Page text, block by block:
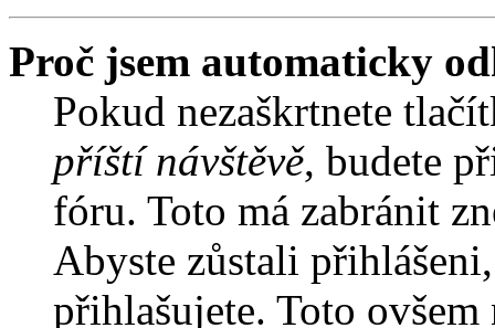
Proč jsem automaticky
Pokud nezaškrtnete
příští návštěvě, budete
fóru. Toto má zabránit
Abyste zůstali
přihlašujete. Toto